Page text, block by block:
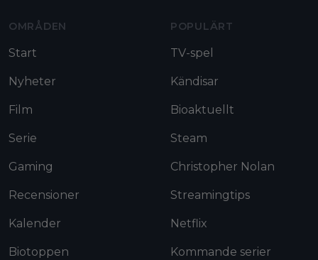
OMRÅDEN
Start
Nyheter
Film
Serie
Gaming
Recensioner
Kalender
Biotoppen
POPULÄRT
TV-spel
Kändisar
Bioaktuellt
Steam
Christopher Nolan
Streamingtips
Netflix
Kommande serier